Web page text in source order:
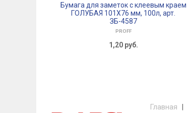
Бумага для заметок с клеевым краем
ГОЛУБАЯ 101Х76 мм, 100л, арт.
ЗБ-4587
PROFF
1,20 руб.
Главная |